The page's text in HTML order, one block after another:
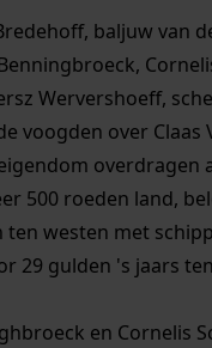
baljuw van
Wervershoeff,
voogden over Claas
overdragen
500 roeden land,
ten westen met
29 gulden 's jaars
en Cornelis